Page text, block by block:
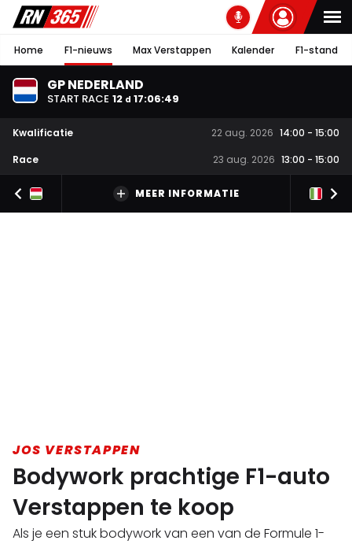
Home F1-nieuws Max Verstappen Kalender F1-stand
GP NEDERLAND
START RACE 12 d 17:06:49
Kwalificatie 22 aug. 2026 14:00 - 15:00
Race
23 aug. 2026 13:00 - 15:00
MEER INFORMATIE
JOS VERSTAPPEN
Bodywork prachtige F1-auto
Verstappen te koop
Als je een stuk bodywork van een van de Formule 1-